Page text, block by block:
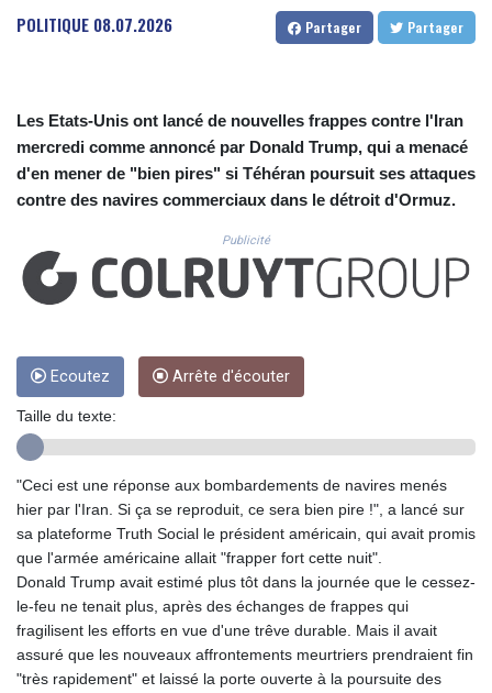
CUP 30.637594
DKK 7.477932
DOP 67.289164
DZD 152.967099
EGP 57.293288
ETB 186.049588
FJD 2.553384
FKP 0.8566
GGP 0.8566
GHS 13.526832
GMD 84.980421
GTQ 8.794891
GYD 241.157003
HKD 9.067746
HNL 30.895616
HRK 7.536622
HTG 150.718127
HUF 363.096405
IDR 20580.370421
ILS 3.468234
POLITIQUE 08.07.2026 Partager Partager
Les Etats-Unis ont lancé de nouvelles frappes contre l'Iran
mercredi comme annoncé par Donald Trump, qui a menacé
d'en mener de "bien pires" si Téhéran poursuit ses attaques
contre des navires commerciaux dans le détroit d'Ormuz.
Publicité
Ecoutez Arrête d'écouter
Taille du texte:
"Ceci est une réponse aux bombardements de navires menés
hier par l'Iran. Si ça se reproduit, ce sera bien pire !", a lancé sur
sa plateforme Truth Social le président américain, qui avait promis
que l'armée américaine allait "frapper fort cette nuit".
Donald Trump avait estimé plus tôt dans la journée que le cessez-
le-feu ne tenait plus, après des échanges de frappes qui
fragilisent les efforts en vue d'une trêve durable. Mais il avait
assuré que les nouveaux affrontements meurtriers prendraient fin
"très rapidement" et laissé la porte ouverte à la poursuite des